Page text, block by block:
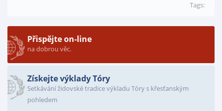
Tags:
Přispějte on-line
na dobrou věc.
Získejte výklady Tóry
Setkávání židovské tradice výkladu Tóry s křesťanským
pohledem